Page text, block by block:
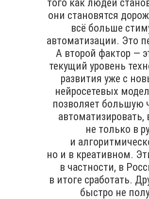
того как людей
они становятся
всё больше
автоматизации. Это
А второй фактор —
текущий уровень
развития уже с
нейросетевых
позволяет большую
автоматизировать,
не только в
и
но и в креативном.
в частности, в
в итоге сработать.
быстро не